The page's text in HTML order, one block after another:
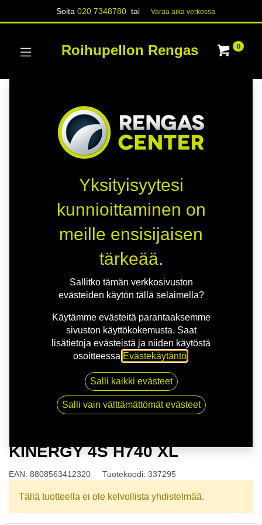
Soita020 7348780 tai Varaa aika verk​​​​ossa
Roihupellon Rengas 0
165/70R13 83T HANKOOK KINERGY 4S H740 XL
KINERGY 4S H740 XL
EAN: 8808563412320 Tuotekoodi: 337295
Tällä tuotteella ei ole kelvollista yhdistelmää.
Yksityisyytesi
kunnioittaminen on
meille ensisijaisen
tärkeää.
Sallitko tämän verkkosivuston
evästeiden käytön tällä selaimella?
Käytämme evästeitä parantaaksemme
sivuston käyttökokemusta. Saat
lisätietoja evästeistä ja niiden käytöstä
osoitteessa Evästekäytäntö
Salli kaikki evästeet
Salli vain välttämättömät evästeet